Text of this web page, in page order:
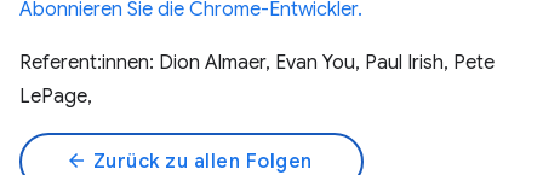
Abonnieren Sie die Chrome-Entwickler.
Referent:innen: Dion Almaer, Evan You, Paul Irish, Pete
LePage,
arrow_back Zurück zu allen Folgen